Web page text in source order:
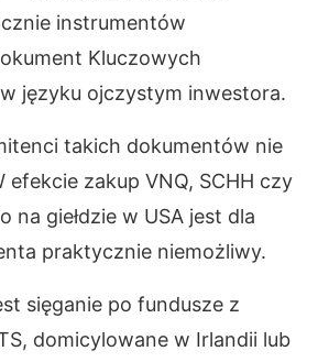
instrumentów
Kluczowych
języku ojczystym inwestora.
takich dokumentów nie
zakup VNQ, SCHH czy
na giełdzie w USA jest dla
praktycznie niemożliwy.
sięganie po fundusze z
domicylowane w Irlandii lub